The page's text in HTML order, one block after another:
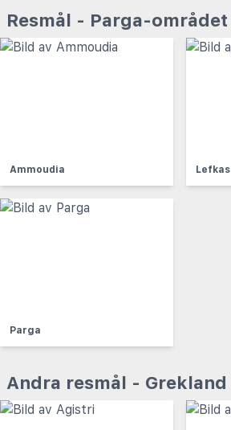
Resmål - Parga-området
Ammoudia Lefkas
Parga
Andra resmål - Grekland